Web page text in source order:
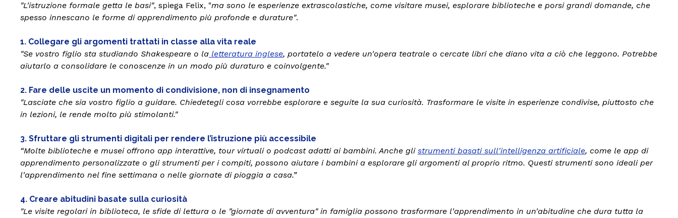
"L'istruzione formale getta le basi", spiega Felix, "ma sono le esperienze extrascolastiche, come visitare musei, esplorare biblioteche e porsi grandi domande, che
spesso innescano le forme di apprendimento più profonde e durature".
1. Collegare gli argomenti trattati in classe alla vita reale
"Se vostro figlio sta studiando Shakespeare o la letteratura inglese, portatelo a vedere un'opera teatrale o cercate libri che diano vita a ciò che leggono. Potrebbe
aiutarlo a consolidare le conoscenze in un modo più duraturo e coinvolgente."
2. Fare delle uscite un momento di condivisione, non di insegnamento
"Lasciate che sia vostro figlio a guidare. Chiedetegli cosa vorrebbe esplorare e seguite la sua curiosità. Trasformare le visite in esperienze condivise, piuttosto che
in lezioni, le rende molto più stimolanti."
3. Sfruttare gli strumenti digitali per rendere l’istruzione più accessibile
“Molte biblioteche e musei offrono app interattive, tour virtuali o podcast adatti ai bambini. Anche gli strumenti basati sull'intelligenza artificiale, come le app di
apprendimento personalizzate o gli strumenti per i compiti, possono aiutare i bambini a esplorare gli argomenti al proprio ritmo. Questi strumenti sono ideali per
l'apprendimento nel fine settimana o nelle giornate di pioggia a casa.”
4. Creare abitudini basate sulla curiosità
"Le visite regolari in biblioteca, le sfide di lettura o le "giornate di avventura" in famiglia possono trasformare l'apprendimento in un'abitudine che dura tutta la